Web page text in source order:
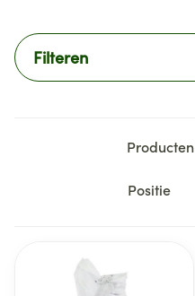
Filteren
Producten
Sorteer op: